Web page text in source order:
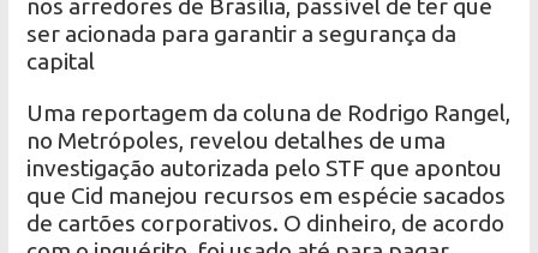
nos arredores de Brasília, passível de ter que
ser acionada para garantir a segurança da
capital
Uma reportagem da coluna de Rodrigo Rangel,
no Metrópoles, revelou detalhes de uma
investigação autorizada pelo STF que apontou
que Cid manejou recursos em espécie sacados
de cartões corporativos. O dinheiro, de acordo